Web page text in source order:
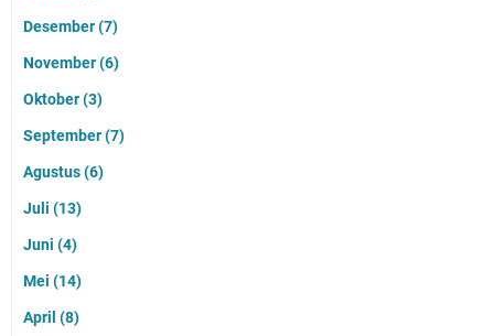
Desember(7)
November(6)
Oktober(3)
September(7)
Agustus(6)
Juli (13)
Juni (4)
Mei (14)
April (8)